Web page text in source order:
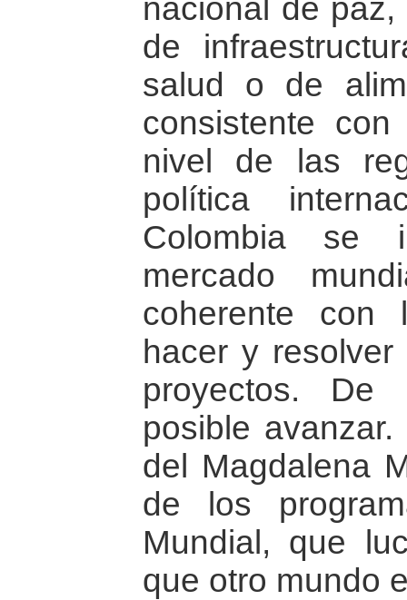
nacional de
de
salud o de
consistente
nivel de las
política
Colombia se
mercado
coherente con
hacer y
proyectos.
posible
del Magdalena
de los
Mundial, que
que otro mundo